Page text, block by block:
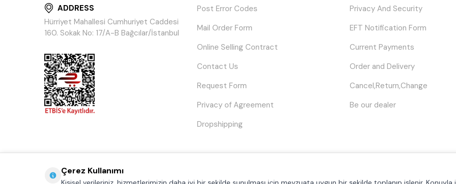
ADDRESS
Hürriyet Mahallesi Cumhuriyet Caddesi
160. Sokak No: 17/A-B Bağcılar/İstanbul
Post Error Codes
Mail Order Form
Online Selling Contract
Contact Us
Request Form
Privacy of Agreement
Dropshipping
Privacy And Security
EFT Notification Form
Current Payments
Order and Delivery
Cancel,Return,Change
Be our dealer
Çerez Kullanımı